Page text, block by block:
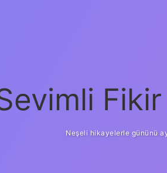
Neşeli hikayelerle gününü